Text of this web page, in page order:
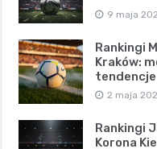
9 maja
Rankingi
Kraków:
tendencje
2 maja
Rankingi
Korona